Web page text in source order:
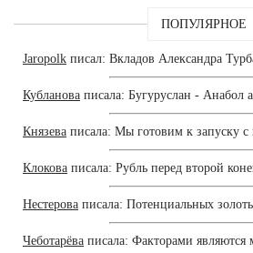
ПОПУЛЯРНОЕ
Jaropolk писал: Вкладов Александра
Кубланова писала: Бугуруслан - Анабол
Князева писала: Мы готовим к запуску с
Клокова писала: Рубль перед второй
Нестерова писала: Потенциальных
Чеботарёва писала: Факторами являются